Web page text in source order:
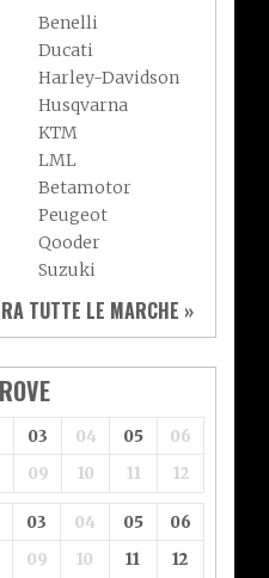
Benelli
Ducati
Harley-Davidson
Husqvarna
KTM
LML
Betamotor
Peugeot
Qooder
Suzuki
Triumph
Yamaha
Aspes
Baotian
TUTTE LE MARCHE »
03 04 05
06
09 10 11 12
03 04 05
06
09 10 11 12